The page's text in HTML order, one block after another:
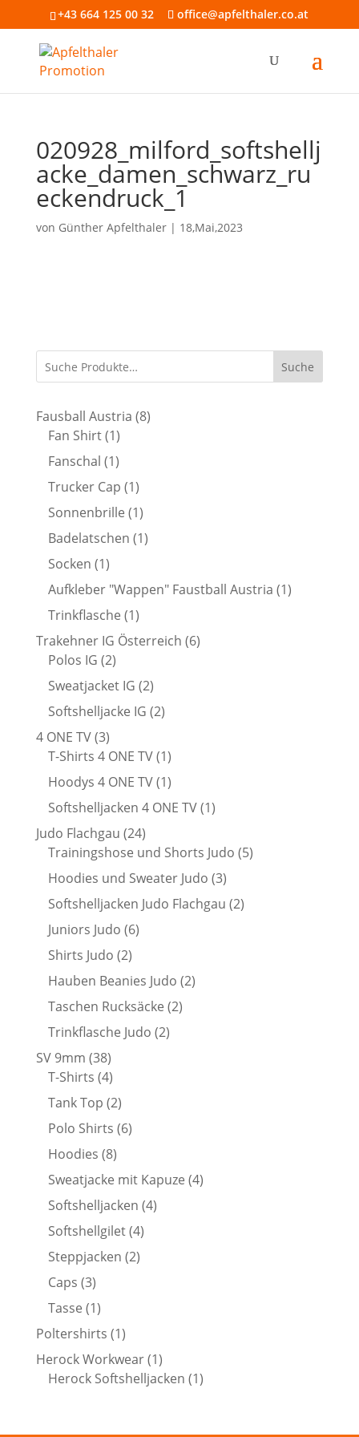
+43 664 125 00 32 office@apfelthaler.co.at
020928_milford_softshellj
acke_damen_schwarz_ru
eckendruck_1
von Günther Apfelthaler| 18,Mai,2023
Suche
Fausball Austria 88
Fan Shirt 11
Produkt
Fanschal 11
Produkt
Trucker Cap 11
Produkt
Sonnenbrille 11
Produkt
Badelatschen 11
Socken 11
Produkt
Aufkleber "Wappen" Faustball Austria 11
Trinkflasche 11
Produkt
Trakehner IG Österreich 66
Polos IG 22
Produkte
Sweatjacket IG 22
Produkte
Softshelljacke IG 22
4 ONE TV 33
Produkte
T-Shirts 4 ONE TV 11
Produkt
Hoodys 4 ONE TV 11
Produkt
Softshelljacken 4 ONE TV 11
Judo Flachgau 2424
Produkte
Trainingshose und Shorts Judo 55
Hoodies und Sweater Judo 33
Produkte
Softshelljacken Judo Flachgau 22
Juniors Judo 66
Shirts Judo 22
Produkte
Hauben Beanies Judo 22
Taschen Rucksäcke 22
Trinkflasche Judo 22
SV 9mm 3838
Produkte
T-Shirts 44
Produkte
Tank Top 22
Produkte
Polo Shirts 66
Hoodies 88
Produkte
Sweatjacke mit Kapuze 44
Softshelljacken 44
Softshellgilet 44
Steppjacken 22
Caps 33
Produkte
Tasse 11
Produkt
Poltershirts 11
Produkt
Herock Workwear 11
Produkt
Herock Softshelljacken 11